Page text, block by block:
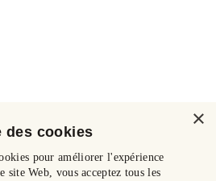
×
des cookies
pour améliorer l'expérience
Web, vous acceptez tous les